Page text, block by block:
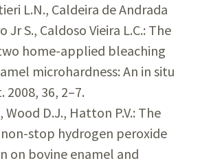
L.N., Caldeira de Andrada
Jr S., Caldoso Vieira L.C.: The
home-applied bleaching
microhardness: An in situ
2008, 36, 2–7.
Wood D.J., Hatton P.V.: The
stop hydrogen peroxide
on bovine enamel and